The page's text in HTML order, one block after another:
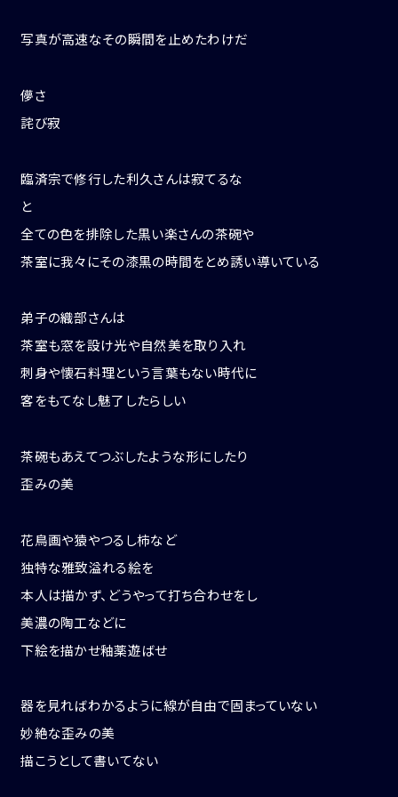
写真が高速なその瞬間を止めたわけだ
儚さ
詫び寂
臨済宗で修行した利久さんは寂てるな
と
全ての色を排除した黒い楽さんの茶碗や
茶室に我々にその漆黒の時間をとめ誘い導いている
弟子の織部さんは
茶室も窓を設け光や自然美を取り入れ
刺身や懐石料理という言葉もない時代に
客をもてなし魅了したらしい
茶碗もあえてつぶしたような形にしたり
歪みの美
花鳥画や猿やつるし柿など
独特な雅致溢れる絵を
本人は描かず、どうやって打ち合わせをし
美濃の陶工などに
下絵を描かせ釉薬遊ばせ
器を見ればわかるように線が自由で固まっていない
妙絶な歪みの美
描こうとして書いてない